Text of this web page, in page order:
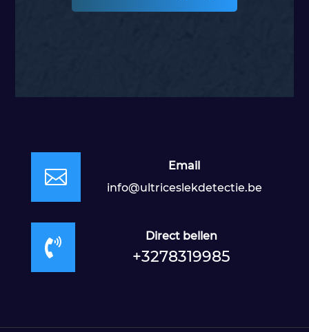

Email
info@ultriceslekdetectie.be

Direct bellen
+3278319985